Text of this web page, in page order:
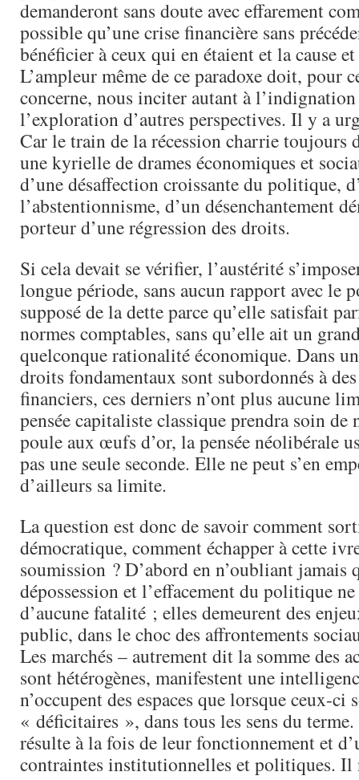
demanderont sans doute avec effarement
possible qu’une crise financière sans
bénéficier à ceux qui en étaient et la cause
L’ampleur même de ce paradoxe doit, pour
concerne, nous inciter autant à l’indignation
l’exploration d’autres perspectives. Il y a
Car le train de la récession charrie toujours
une kyrielle de drames économiques et
d’une désaffection croissante du politique,
l’abstentionnisme, d’un désenchantement
porteur d’une régression des droits.
Si cela devait se vérifier, l’austérité
longue période, sans aucun rapport avec le
supposé de la dette parce qu’elle satisfait
normes comptables, sans qu’elle ait un
quelconque rationalité économique. Dans
droits fondamentaux sont subordonnés à
financiers, ces derniers n’ont plus aucune
pensée capitaliste classique prendra soin de
poule aux œufs d’or, la pensée néolibérale
pas une seule seconde. Elle ne peut s’en
d’ailleurs sa limite.
La question est donc de savoir comment
démocratique, comment échapper à cette
soumission ? D’abord en n’oubliant jamais
dépossession et l’effacement du politique
d’aucune fatalité ; elles demeurent des
public, dans le choc des affrontements
Les marchés – autrement dit la somme des
sont hétérogènes, manifestent une
n’occupent des espaces que lorsque ceux-ci
« déficitaires », dans tous les sens du
résulte à la fois de leur fonctionnement et
contraintes institutionnelles et politiques. Il